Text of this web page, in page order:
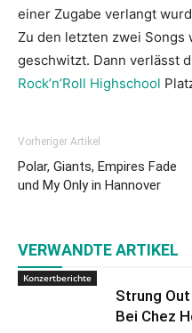
einer Zugabe verlangt
Zu den letzten zwei
geschwitzt. Dann verlässt
Rock’n’Roll Highschool
Vorheriger Artikel
Polar, Giants, Empires Fade
und My Only in Hannover
VERWANDTE ARTIKEL
Konzertberichte
Strung
Bei Chez